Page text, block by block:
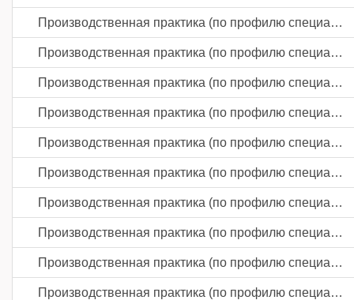
Производственная практика (по профилю специальности)
Производственная практика (по профилю специальности)
Производственная практика (по профилю специальности)
Производственная практика (по профилю специальности)
Производственная практика (по профилю специальности)
Производственная практика (по профилю специальности)
Производственная практика (по профилю специальности)
Производственная практика (по профилю специальности)
Производственная практика (по профилю специальности)
Производственная практика (по профилю специальности)